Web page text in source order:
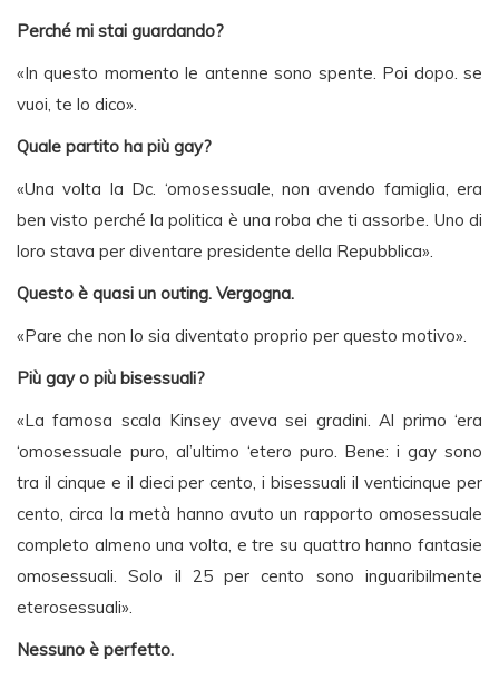
Perché mi stai guardando?
«In questo momento le antenne sono spente. Poi dopo. se
vuoi, te lo dico».
Quale partito ha più gay?
«Una volta la Dc. ‘omosessuale, non avendo famiglia, era
ben visto perché la politica è una roba che ti assorbe. Uno di
loro stava per diventare presidente della Repubblica».
Questo è quasi un outing. Vergogna.
«Pare che non lo sia diventato proprio per questo motivo».
Più gay o più bisessuali?
«La famosa scala Kinsey aveva sei gradini. Al primo ‘era
‘omosessuale puro, al’ultimo ‘etero puro. Bene: i gay sono
tra il cinque e il dieci per cento, i bisessuali il venticinque per
cento, circa la metà hanno avuto un rapporto omosessuale
completo almeno una volta, e tre su quattro hanno fantasie
omosessuali. Solo il 25 per cento sono inguaribilmente
eterosessuali».
Nessuno è perfetto.